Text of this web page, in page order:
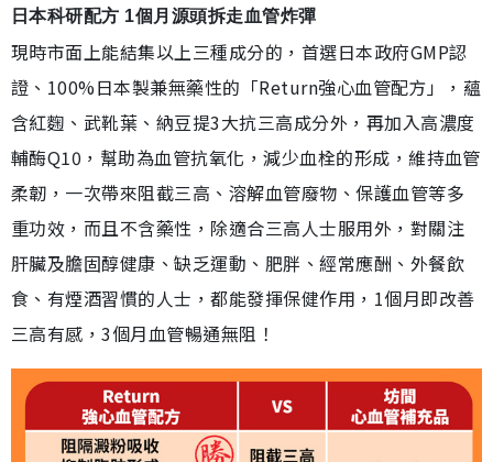
日本科研配方 1個月源頭拆走血管炸彈
現時市面上能結集以上三種成分的，首選日本政府GMP認
證、100%日本製兼無藥性的「Return強心血管配方」，蘊
含紅麴、武靴葉、納豆提3大抗三高成分外，再加入高濃度
輔酶Q10，幫助為血管抗氧化，減少血栓的形成，維持血管
柔韌，一次帶來阻截三高、溶解血管廢物、保護血管等多
重功效，而且不含藥性，除適合三高人士服用外，對關注
肝臟及膽固醇健康、缺乏運動、肥胖、經常應酬、外餐飲
食、有煙酒習慣的人士，都能發揮保健作用，1個月即改善
三高有感，3個月血管暢通無阻！